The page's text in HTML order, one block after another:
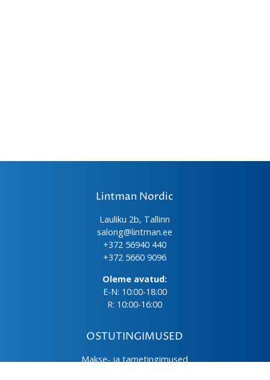
Lintman Nordic
Lauliku 2b, Tallinn
salong@lintman.ee
+372 56940 440
+372 5660 9096
Oleme avatud:
E-N: 10:00-18:00
R: 10:00-16:00
OSTUTINGIMUSED
Makse- ja tarnetingimused